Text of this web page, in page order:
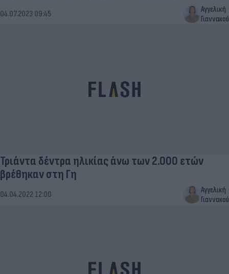
04.07.2023 09:45
Αγγελική
Γιαννακού
Τριάντα δέντρα ηλικίας άνω των 2.000 ετών
βρέθηκαν στη Γη
04.04.2022 12:00
Αγγελική
Γιαννακού